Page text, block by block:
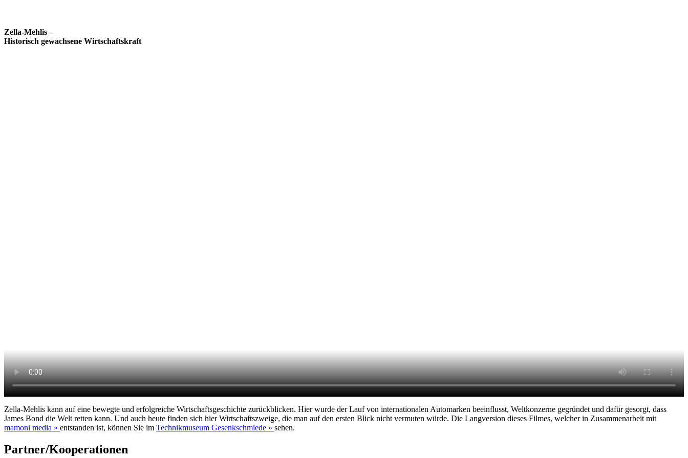
Zella-Mehlis –
Historisch gewachsene Wirtschaftskraft
Zella-Mehlis kann auf eine bewegte und erfolgreiche Wirtschaftsgeschichte zurückblicken. Hier wurde der Lauf von internationalen Automarken beeinflusst, Weltkonzerne gegründet und dafür gesorgt, dass
James Bond die Welt retten kann. Und auch heute finden sich hier Wirtschaftszweige, die man auf den ersten Blick nicht vermuten würde. Die Langversion dieses Filmes, welcher in Zusammenarbeit mit
mamoni media » entstanden ist, können Sie im Technikmuseum Gesenkschmiede » sehen.
Partner/Kooperationen